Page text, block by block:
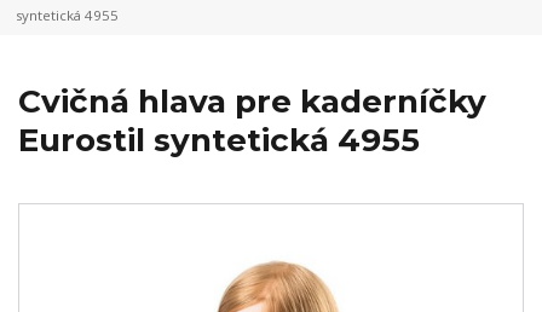
syntetická 4955
Cvičná hlava pre kaderníčky
Eurostil syntetická 4955